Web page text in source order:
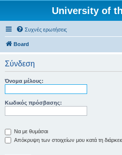
University of
Συχνές ερωτήσεις
Board
Σύνδεση
Όνομα μέλους:
Κωδικός πρόσβασης:
Να με θυμάσαι
Απόκρυψη των στοιχείων μου κατά τη